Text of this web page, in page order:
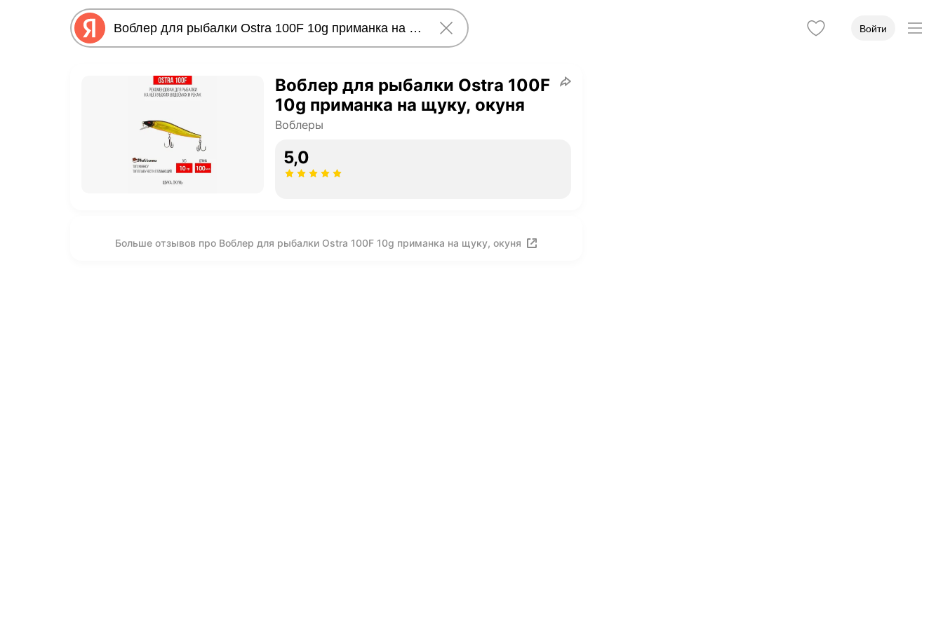
Войти
Воблер для рыбалки Ostra 100F
10g приманка на щуку, окуня
Воблеры
5,0
Больше отзывов про Воблер для рыбалки Ostra 100F 10g приманка на щуку, окуня